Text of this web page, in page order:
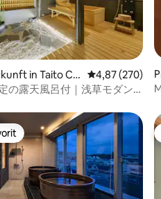
in Taito Cit
4,87 (270)
の露天風呂付｜浅草モダン
柳通り西棟